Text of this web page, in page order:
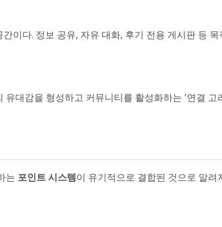
이다. 정보 공유, 자유 대화, 후기 전용 게시판 등
대감을 형성하고 커뮤니티를 활성화하는 '연결 고
는 포인트 시스템이 유기적으로 결합된 것으로 알려